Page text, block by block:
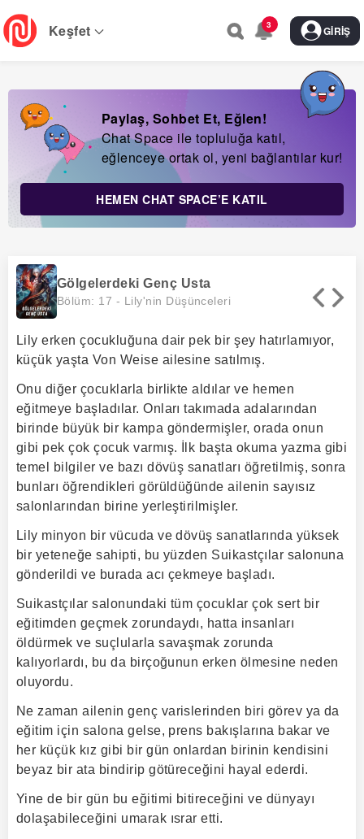
Skip
to
main
Keşfet 3 GIRIŞ
Paylaş, Sohbet Et, Eğlen!
Chat Space ile topluluğa katıl,
eğlenceye ortak ol, yeni bağlantılar kur!
HEMEN CHAT SPACE’E KATIL
Gölgelerdeki Genç Usta
Bölüm: 17 - Lily'nin Düşünceleri
Lily erken çocukluğuna dair pek bir şey hatırlamıyor,
küçük yaşta Von Weise ailesine satılmış.
Onu diğer çocuklarla birlikte aldılar ve hemen
eğitmeye başladılar. Onları takımada adalarından
birinde büyük bir kampa göndermişler, orada onun
gibi pek çok çocuk varmış. İlk başta okuma yazma gibi
temel bilgiler ve bazı dövüş sanatları öğretilmiş, sonra
bunları öğrendikleri görüldüğünde ailenin sayısız
salonlarından birine yerleştirilmişler.
Lily minyon bir vücuda ve dövüş sanatlarında yüksek
bir yeteneğe sahipti, bu yüzden Suikastçılar salonuna
gönderildi ve burada acı çekmeye başladı.
Suikastçılar salonundaki tüm çocuklar çok sert bir
eğitimden geçmek zorundaydı, hatta insanları
öldürmek ve suçlularla savaşmak zorunda
kalıyorlardı, bu da birçoğunun erken ölmesine neden
oluyordu.
Ne zaman ailenin genç varislerinden biri görev ya da
eğitim için salona gelse, prens bakışlarına bakar ve
her küçük kız gibi bir gün onlardan birinin kendisini
beyaz bir ata bindirip götüreceğini hayal ederdi.
Yine de bir gün bu eğitimi bitireceğini ve dünyayı
dolaşabileceğini umarak ısrar etti.